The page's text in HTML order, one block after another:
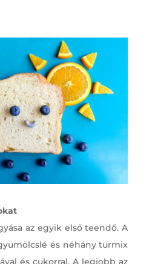
az egyik első teendő. A
és néhány turmix
és cukorral. A legjobb az